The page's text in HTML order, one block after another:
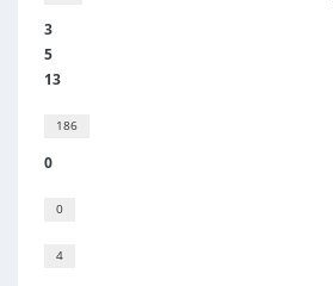
3
5
13
186
0
0
4